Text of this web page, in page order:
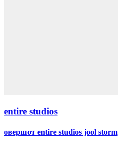
entire studios
овершот entire studios jool storm